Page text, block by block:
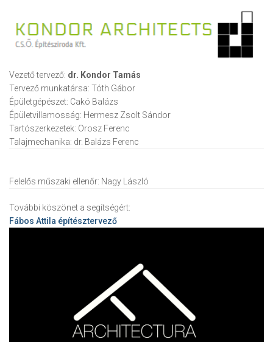
Vezető tervező: dr. Kondor Tamás
Tervező munkatársa: Tóth Gábor
Épületgépészet: Cakó Balázs
Épületvillamosság: Hermesz Zsolt Sándor
Tartószerkezetek: Orosz Ferenc
Talajmechanika: dr. Balázs Ferenc
Felelős műszaki ellenőr: Nagy László
További köszönet a segítségért:
Fábos Attila építésztervező